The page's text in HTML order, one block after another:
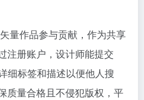
量作品参与贡献，作为共享
注册账户，设计师能提交
细标签和描述以便他人搜
质量合格且不侵犯版权，平